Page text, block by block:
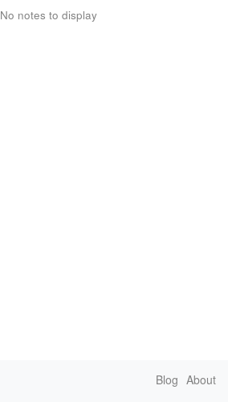
No notes to display
Blog About